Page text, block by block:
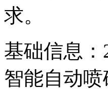
求。
基础信息
智能自动